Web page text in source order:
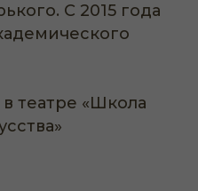
С 2015 года
в театре «Школа